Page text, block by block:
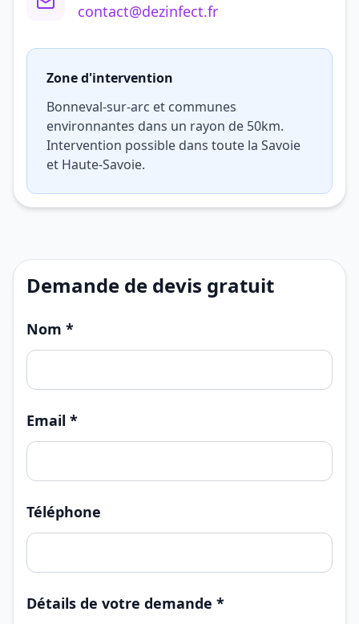
contact@dezinfect.fr
Zone d'intervention
Bonneval-sur-arc et communes
environnantes dans un rayon de 50km.
Intervention possible dans toute la Savoie
et Haute-Savoie.
Demande de devis gratuit
Nom *
Email *
Téléphone
Détails de votre demande *